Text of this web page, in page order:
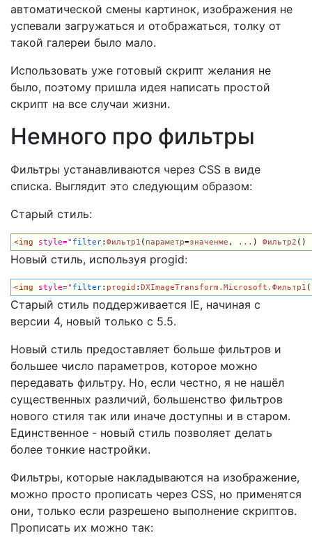
автоматической смены картинок, изображения не
успевали загружаться и отображаться, толку от
такой галереи было мало.
Использовать уже готовый скрипт желания не
было, поэтому пришла идея написать простой
скрипт на все случаи жизни.
Немного про фильтры
Фильтры устанавливаются через CSS в виде
списка. Выглядит это следующим образом:
Старый стиль:
<img style=" filter: Фильтр1 ( параметр=значенме , ... ) Фильтр2 ()
Новый стиль, используя progid:
<img style=" filter: progid : DXImageTransform.Microsoft.Фильтр1 (
Старый стиль поддерживается IE, начиная с
версии 4, новый только с 5.5.
Новый стиль предоставляет больше фильтров и
большее число параметров, которое можно
передавать фильтру. Но, если честно, я не нашёл
существенных различий, большенство фильтров
нового стиля так или иначе доступны и в старом.
Единственное - новый стиль позволяет делать
более тонкие настройки.
Фильтры, которые накладываются на изображение,
можно просто прописать через CSS, но применятся
они, только если разрешено выполнение скриптов.
Прописать их можно так: